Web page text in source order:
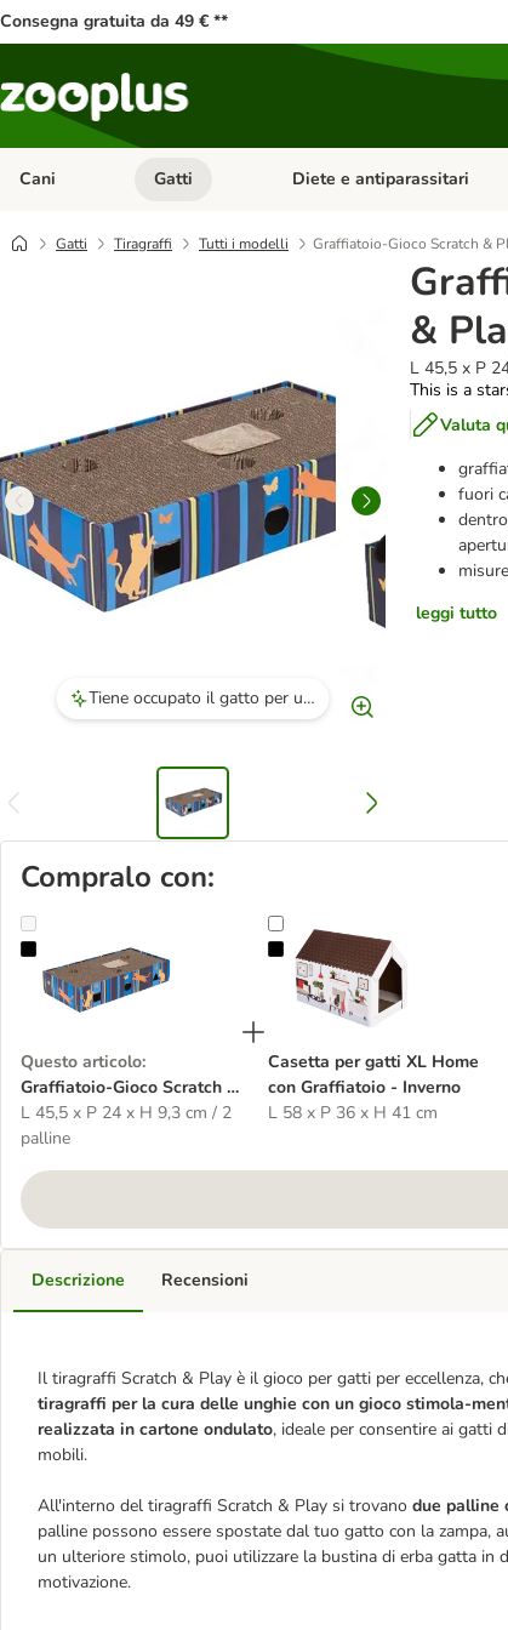
Consegna gratuita da 49 € **
Cani Apri Menu Categoria: Cani
Gatti Apri Menu Categoria: Gatti
Diete e antiparassitari
Gatti Tiragraffi Tutti i modelli Graffiatoio-Gioco Scratch &
&
L 45,5 x P
This is a
Valuta
fuori
leggi tutto
Tiene occupato il gatto per un bel po' di tempo.
Compralo con:
Graffiatoio-Gioco Scratch & Play
Questo articolo:
Graffiatoio-Gioco Scratch &
Play
L 45,5 x P 24 x H 9,3 cm / 2
palline
Casetta per gatti XL Home
Casetta per gatti XL Home
con Graffiatoio - Inverno
L 58 x P 36 x H 41 cm
Descrizione
Il tiragraffi Scratch & Play è il gioco per gatti per eccellenza,
tiragraffi per la cura delle unghie con un gioco stimola-
realizzata in cartone ondulato, ideale per consentire ai gatti
mobili.
All'interno del tiragraffi Scratch & Play si trovano due palline
palline possono essere spostate dal tuo gatto con la
un ulteriore stimolo, puoi utilizzare la bustina di erba gatta in
motivazione.
Recensioni